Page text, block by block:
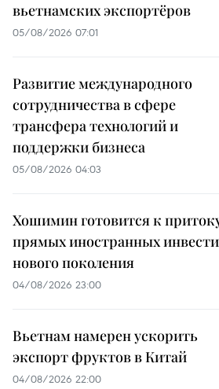
вьетнамских экспортёров
05/08/2026 07:01
Развитие международного
сотрудничества в сфере
трансфера технологий и
поддержки бизнеса
05/08/2026 04:03
Хошимин готовится к
прямых иностранных
нового поколения
04/08/2026 23:00
Вьетнам намерен ускорить
экспорт фруктов в Китай
04/08/2026 22:00